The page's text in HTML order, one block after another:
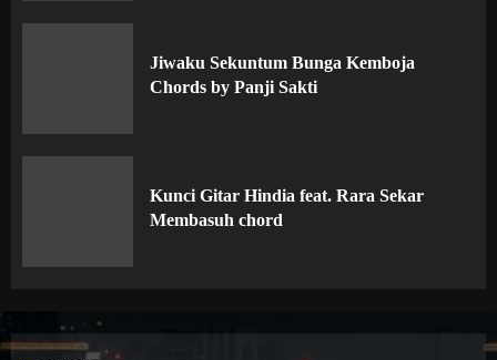
Jiwaku Sekuntum Bunga Kemboja
Chords by Panji Sakti
Kunci Gitar Hindia feat. Rara Sekar
Membasuh chord